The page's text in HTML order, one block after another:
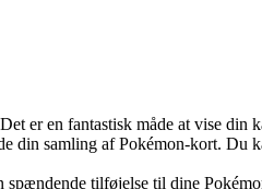
er en fantastisk måde at vise din
samling af Pokémon-kort. Du
tilføjelse til dine